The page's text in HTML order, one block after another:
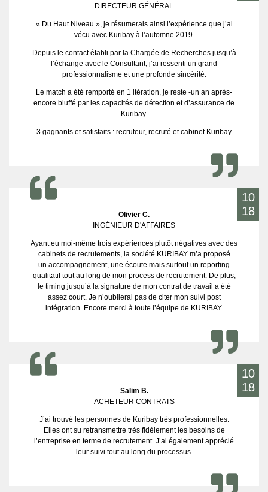
DIRECTEUR GÉNÉRAL
« Du Haut Niveau », je résumerais ainsi l’expérience que j’ai
vécu avec Kuribay à l’automne 2019.
Depuis le contact établi par la Chargée de Recherches jusqu’à
l’échange avec le Consultant, j’ai ressenti un grand
professionnalisme et une profonde sincérité.
Le match a été remporté en 1 itération, je reste -un an après-
encore bluffé par les capacités de détection et d’assurance de
Kuribay.
3 gagnants et satisfaits : recruteur, recruté et cabinet Kuribay
10
18
Olivier C.
INGÉNIEUR D'AFFAIRES
Ayant eu moi-même trois expériences plutôt négatives avec des
cabinets de recrutements, la société KURIBAY m’a proposé
un accompagnement, une écoute mais surtout un reporting
qualitatif tout au long de mon process de recrutement. De plus,
le timing jusqu’à la signature de mon contrat de travail a été
assez court. Je n’oublierai pas de citer mon suivi post
intégration. Encore merci à toute l’équipe de KURIBAY.
10
18
Salim B.
ACHETEUR CONTRATS
J’ai trouvé les personnes de Kuribay très professionnelles.
Elles ont su retransmettre très fidèlement les besoins de
l’entreprise en terme de recrutement. J’ai également apprécié
leur suivi tout au long du processus.